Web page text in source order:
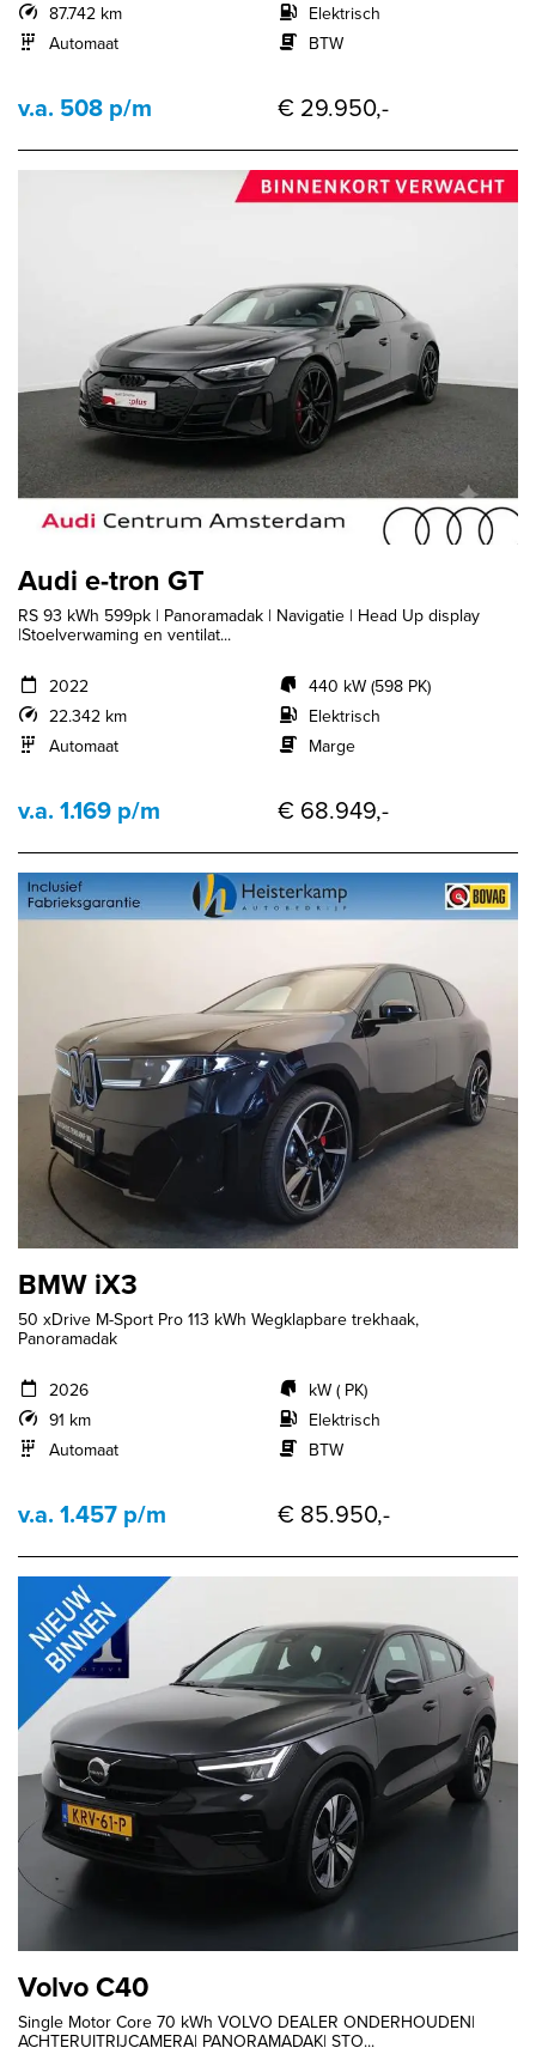
87.742 km
Automaat
Elektrisch
BTW
v.a. 508 p/m € 29.950,-
Audi e-tron GT
RS 93 kWh 599pk | Panoramadak | Navigatie | Head Up display
|Stoelverwaming en ventilat...
2022
22.342 km
Automaat
440 kW (598 PK)
Elektrisch
Marge
v.a. 1.169 p/m € 68.949,-
BMW iX3
50 xDrive M-Sport Pro 113 kWh Wegklapbare trekhaak,
Panoramadak
2026
91 km
Automaat
kW ( PK)
Elektrisch
BTW
v.a. 1.457 p/m € 85.950,-
Volvo C40
Single Motor Core 70 kWh VOLVO DEALER ONDERHOUDEN|
ACHTERUITRIJCAMERA| PANORAMADAK| STO...